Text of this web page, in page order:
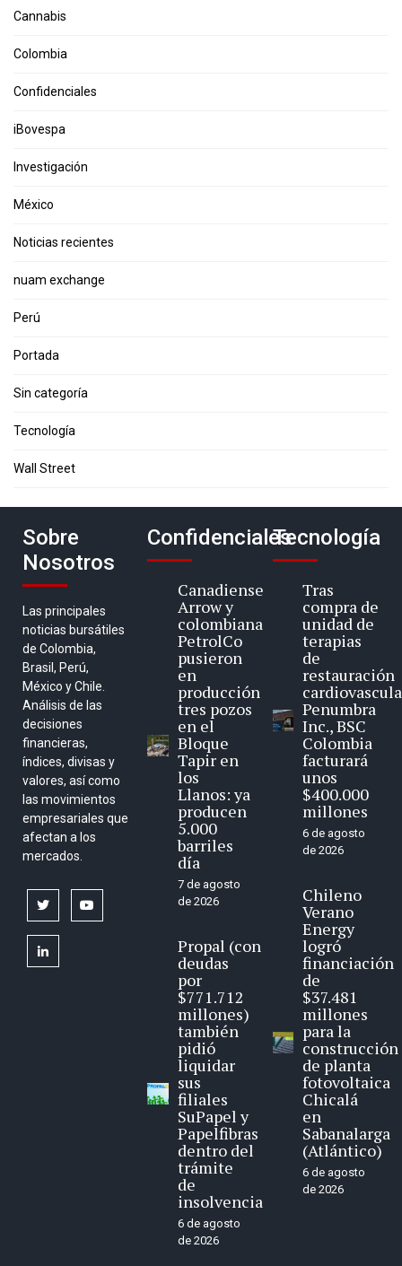
Cannabis
Colombia
Confidenciales
iBovespa
Investigación
México
Noticias recientes
nuam exchange
Perú
Portada
Sin categoría
Tecnología
Wall Street
Sobre
Nosotros
Las principales
noticias bursátiles
de Colombia,
Brasil, Perú,
México y Chile.
Análisis de las
decisiones
financieras,
índices, divisas y
valores, así como
las movimientos
empresariales que
afectan a los
mercados.
twitter
linkedin
Confidenciales
Canadiense
Arrow y
colombiana
PetrolCo
pusieron
en
producción
tres pozos
en el
Bloque
Tapir en
los
Llanos: ya
producen
5.000
barriles
día
7 de agosto
de 2026
Propal (con
deudas
por
$771.712
millones)
también
pidió
liquidar
sus
filiales
SuPapel y
Papelfibras
dentro del
trámite
de
insolvencia
6 de agosto
de 2026
Tecnología
Tras
compra de
unidad de
terapias
de
restauración
Penumbra
Inc., BSC
Colombia
facturará
unos
$400.000
millones
6 de agosto
de 2026
Chileno
Verano
Energy
logró
financiación
de
$37.481
millones
para la
construcción
de planta
fotovoltaica
Chicalá
en
Sabanalarga
(Atlántico)
6 de agosto
de 2026